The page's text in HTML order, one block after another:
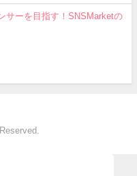
サーを目指す！SNSMarketの